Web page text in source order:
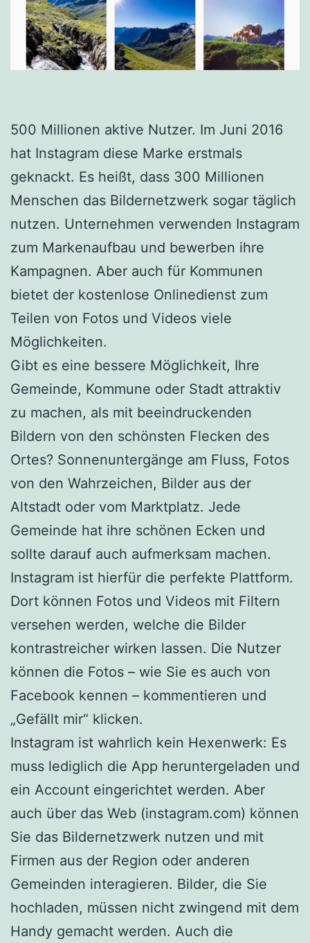
500 Millionen aktive Nutzer. Im Juni 2016
hat Instagram diese Marke erstmals
geknackt. Es heißt, dass 300 Millionen
Menschen das Bildernetzwerk sogar täglich
nutzen. Unternehmen verwenden Instagram
zum Markenaufbau und bewerben ihre
Kampagnen. Aber auch für Kommunen
bietet der kostenlose Onlinedienst zum
Teilen von Fotos und Videos viele
Möglichkeiten.
Gibt es eine bessere Möglichkeit, Ihre
Gemeinde, Kommune oder Stadt attraktiv
zu machen, als mit beeindruckenden
Bildern von den schönsten Flecken des
Ortes? Sonnenuntergänge am Fluss, Fotos
von den Wahrzeichen, Bilder aus der
Altstadt oder vom Marktplatz. Jede
Gemeinde hat ihre schönen Ecken und
sollte darauf auch aufmerksam machen.
Instagram ist hierfür die perfekte Plattform.
Dort können Fotos und Videos mit Filtern
versehen werden, welche die Bilder
kontrastreicher wirken lassen. Die Nutzer
können die Fotos – wie Sie es auch von
Facebook kennen – kommentieren und
„Gefällt mir“ klicken.
Instagram ist wahrlich kein Hexenwerk: Es
muss lediglich die App heruntergeladen und
ein Account eingerichtet werden. Aber
auch über das Web (instagram.com) können
Sie das Bildernetzwerk nutzen und mit
Firmen aus der Region oder anderen
Gemeinden interagieren. Bilder, die Sie
hochladen, müssen nicht zwingend mit dem
Handy gemacht werden. Auch die